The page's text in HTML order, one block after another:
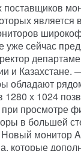
является
сейчас
и Казахстане.
обладают
х 1024
просмотре
в большей
монитор
которые